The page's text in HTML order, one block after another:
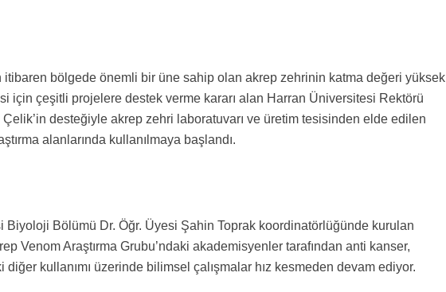
bölgede önemli bir üne sahip olan akrep zehrinin katma değeri yüksek
için çeşitli projelere destek verme kararı alan Harran Üniversitesi Rektörü
desteğiyle akrep zehri laboratuvarı ve üretim tesisinden elde edilen
alanlarında kullanılmaya başlandı.
Biyoloji Bölümü Dr. Öğr. Üyesi Şahin Toprak koordinatörlüğünde kurulan
Venom Araştırma Grubu’ndaki akademisyenler tarafından anti kanser,
diğer kullanımı üzerinde bilimsel çalışmalar hız kesmeden devam ediyor.